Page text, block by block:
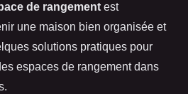
de rangement est
une maison bien organisée et
solutions pratiques pour
espaces de rangement dans